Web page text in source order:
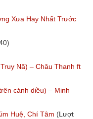
Xưa Hay Nhất Trước
Nã) – Châu Thanh ft
cánh diều) – Minh
Huệ, Chí Tâm (Lượt